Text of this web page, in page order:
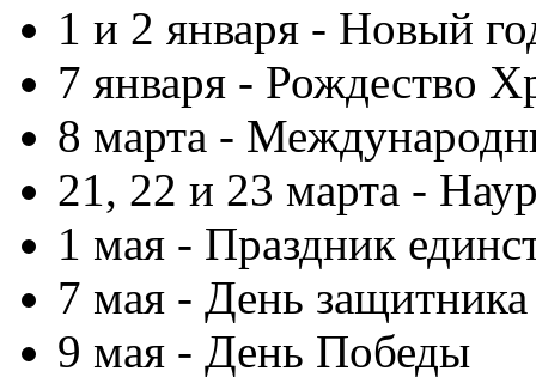
1 и 2 января - Новый
7 января - Рождество
8 марта -
21, 22 и 23 марта -
1 мая - Праздник
7 мая - День защитника
9 мая - День Победы